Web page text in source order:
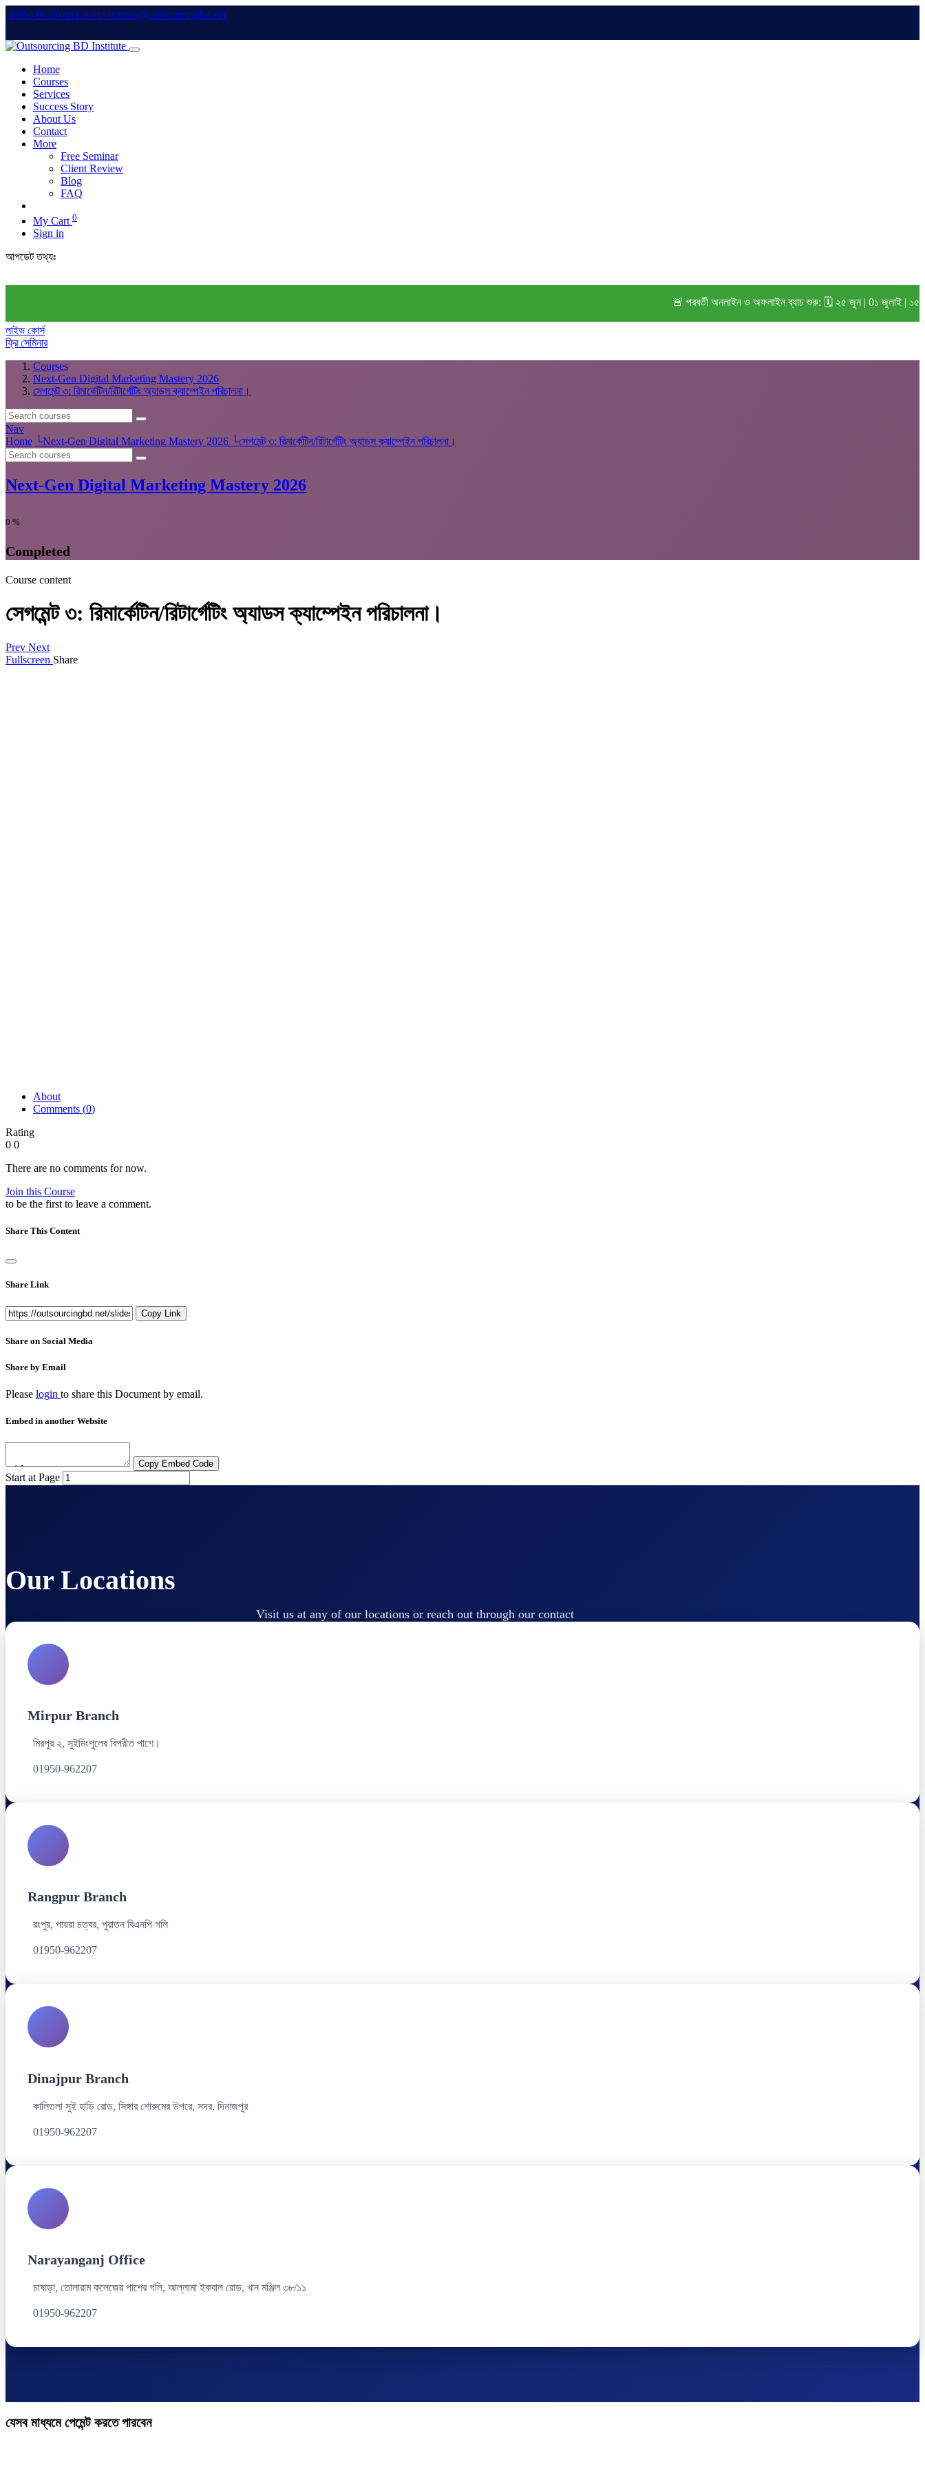
01950-96220701828-015102info@outsourcingbd.net
Home
Courses
Services
Success Story
About Us
Contact
More
Free Seminar
Client Review
Blog
FAQ
My Cart 0
Sign in
আপডেট তথ্যঃ
🚨 পরবর্তী অনলাইন ও অফলাইন ব্যাচ শুরু: 🗓️ ২৫ জুন | 0১ জুলাই | ১৫ জুলাই
লাইভ কোর্স
ফ্রি সেমিনার
Courses
Next-Gen Digital Marketing Mastery 2026
সেগমেন্ট ৩: রিমার্কেটিন/রিটার্গেটিং অ্যাডস ক্যাম্পেইন পরিচালনা।
Nav
Home └Next-Gen Digital Marketing Mastery 2026 └সেগমেন্ট ৩: রিমার্কেটিন/রিটার্গেটিং অ্যাডস ক্যাম্পেইন পরিচালনা।
Next-Gen Digital Marketing Mastery 2026
0 %
Completed
Course content
সেগমেন্ট ৩: রিমার্কেটিন/রিটার্গেটিং অ্যাডস ক্যাম্পেইন পরিচালনা।
Prev Next
Fullscreen Share
About
Comments (0)
Rating
0 0
There are no comments for now.
Join this Course
to be the first to leave a comment.
Share This Content
Share Link
Copy Link
Share on Social Media
Share by Email
Please login to share this Document by email.
Embed in another Website
Copy Embed Code
Start at Page
Our Locations
Visit us at any of our locations or reach out through our contact
Mirpur Branch
মিরপুর ২, সুইমিংপুলের বিপরীত পাশে।
01950-962207
Rangpur Branch
রংপুর, পায়রা চত্বর, পুরাতন বিএনপি গলি
01950-962207
Dinajpur Branch
কালিতলা সুই হাড়ি রোড, সিঙ্গার শোরুমের উপরে, সদর, দিনাজপুর
01950-962207
Narayanganj Office
চাষাড়া, তোলারাম কলেজের পাশের গলি, আল্লামা ইকবাল রোড, খান মঞ্জিল ৩৮/১১
01950-962207
যেসব মাধ্যমে পেমেন্ট করতে পারবেন